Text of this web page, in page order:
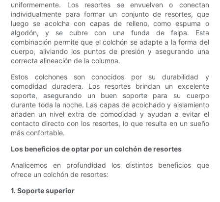
uniformemente. Los resortes se envuelven o conectan
individualmente para formar un conjunto de resortes, que
luego se acolcha con capas de relleno, como espuma o
algodón, y se cubre con una funda de felpa. Esta
combinación permite que el colchón se adapte a la forma del
cuerpo, aliviando los puntos de presión y asegurando una
correcta alineación de la columna.
Estos colchones son conocidos por su durabilidad y
comodidad duradera. Los resortes brindan un excelente
soporte, asegurando un buen soporte para su cuerpo
durante toda la noche. Las capas de acolchado y aislamiento
añaden un nivel extra de comodidad y ayudan a evitar el
contacto directo con los resortes, lo que resulta en un sueño
más confortable.
Los beneficios de optar por un colchón de resortes
Analicemos en profundidad los distintos beneficios que
ofrece un colchón de resortes:
1. Soporte superior